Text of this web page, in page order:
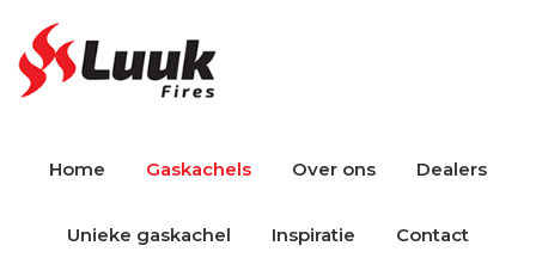
main
content
primary
sidebar
footer
Home Gaskachels Over ons Dealers
Unieke gaskachel Inspiratie Contact